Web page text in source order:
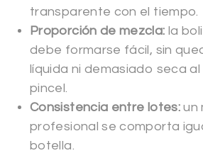
transparente con el tiempo.
Proporción de mezcla: la
debe formarse fácil, sin
líquida ni demasiado seca
pincel.
Consistencia entre lotes: un
profesional se comporta
botella.